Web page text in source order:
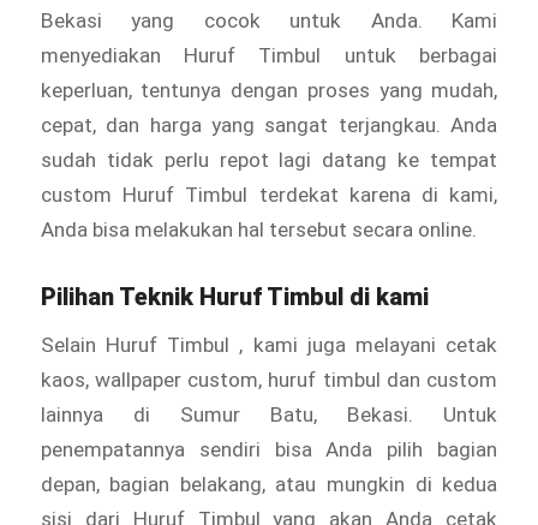
Bekasi yang cocok untuk Anda. Kami
menyediakan Huruf Timbul untuk berbagai
keperluan, tentunya dengan proses yang mudah,
cepat, dan harga yang sangat terjangkau. Anda
sudah tidak perlu repot lagi datang ke tempat
custom Huruf Timbul terdekat karena di kami,
Anda bisa melakukan hal tersebut secara online.
Pilihan Teknik Huruf Timbul di kami
Selain Huruf Timbul , kami juga melayani cetak
kaos, wallpaper custom, huruf timbul dan custom
lainnya di Sumur Batu, Bekasi. Untuk
penempatannya sendiri bisa Anda pilih bagian
depan, bagian belakang, atau mungkin di kedua
sisi dari Huruf Timbulyang akan Anda cetak